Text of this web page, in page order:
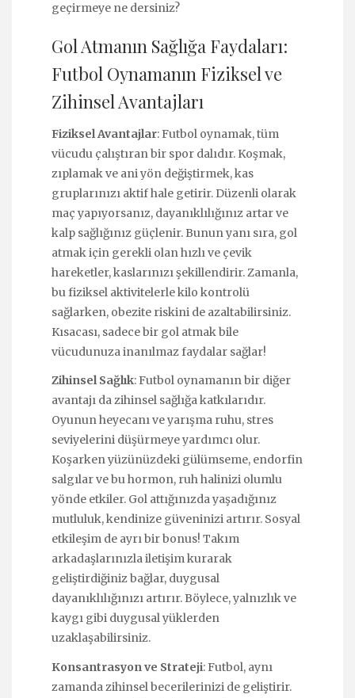
geçirmeye ne dersiniz?
Gol Atmanın Sağlığa Faydaları:
Futbol Oynamanın Fiziksel ve
Zihinsel Avantajları
Fiziksel Avantajlar: Futbol oynamak, tüm
vücudu çalıştıran bir spor dalıdır. Koşmak,
zıplamak ve ani yön değiştirmek, kas
gruplarınızı aktif hale getirir. Düzenli olarak
maç yapıyorsanız, dayanıklılığınız artar ve
kalp sağlığınız güçlenir. Bunun yanı sıra, gol
atmak için gerekli olan hızlı ve çevik
hareketler, kaslarınızı şekillendirir. Zamanla,
bu fiziksel aktivitelerle kilo kontrolü
sağlarken, obezite riskini de azaltabilirsiniz.
Kısacası, sadece bir gol atmak bile
vücudunuza inanılmaz faydalar sağlar!
Zihinsel Sağlık: Futbol oynamanın bir diğer
avantajı da zihinsel sağlığa katkılarıdır.
Oyunun heyecanı ve yarışma ruhu, stres
seviyelerini düşürmeye yardımcı olur.
Koşarken yüzünüzdeki gülümseme, endorfin
salgılar ve bu hormon, ruh halinizi olumlu
yönde etkiler. Gol attığınızda yaşadığınız
mutluluk, kendinize güveninizi artırır. Sosyal
etkileşim de ayrı bir bonus! Takım
arkadaşlarınızla iletişim kurarak
geliştirdiğiniz bağlar, duygusal
dayanıklılığınızı artırır. Böylece, yalnızlık ve
kaygı gibi duygusal yüklerden
uzaklaşabilirsiniz.
Konsantrasyon ve Strateji: Futbol, aynı
zamanda zihinsel becerilerinizi de geliştirir.